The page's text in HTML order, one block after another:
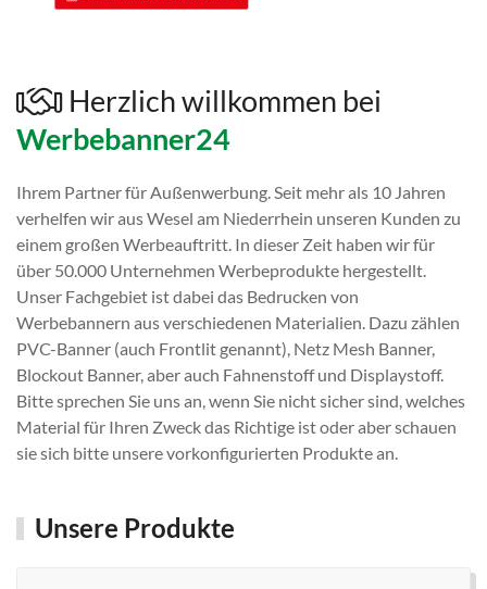
Herzlich willkommen bei
Werbebanner24
Ihrem Partner für Außenwerbung. Seit mehr als 10 Jahren
verhelfen wir aus Wesel am Niederrhein unseren Kunden zu
einem großen Werbeauftritt. In dieser Zeit haben wir für
über 50.000 Unternehmen Werbeprodukte hergestellt.
Unser Fachgebiet ist dabei das Bedrucken von
Werbebannern aus verschiedenen Materialien. Dazu zählen
PVC-Banner (auch Frontlit genannt), Netz Mesh Banner,
Blockout Banner, aber auch Fahnenstoff und Displaystoff.
Bitte sprechen Sie uns an, wenn Sie nicht sicher sind, welches
Material für Ihren Zweck das Richtige ist oder aber schauen
sie sich bitte unsere vorkonfigurierten Produkte an.
Unsere Produkte